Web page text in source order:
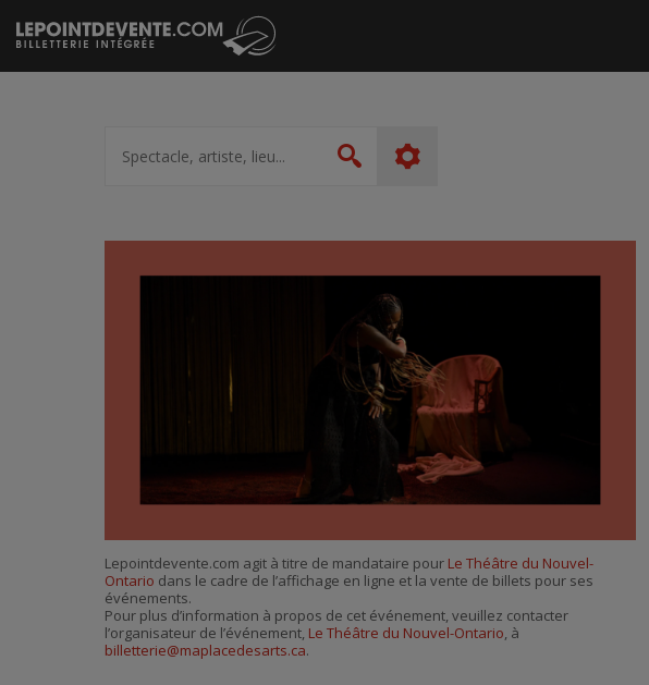
Passer
au
contenu
artiste,
lieu...
Rechercher
Lepointdevente.com agit à titre de mandataire pour Le Théâtre du Nouvel-
Ontario dans le cadre de l’affichage en ligne et la vente de billets pour ses
événements.
Pour plus d’information à propos de cet événement, veuillez contacter
l’organisateur de l’événement, Le Théâtre du Nouvel-Ontario, à
billetterie@maplacedesarts.ca.